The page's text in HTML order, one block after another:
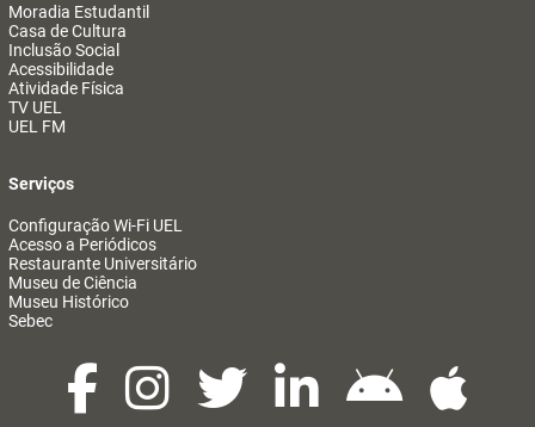
Moradia Estudantil
Casa de Cultura
Inclusão Social
Acessibilidade
Atividade Física
TV UEL
UEL FM
Serviços
Configuração Wi-Fi UEL
Acesso a Periódicos
Restaurante Universitário
Museu de Ciência
Museu Histórico
Sebec